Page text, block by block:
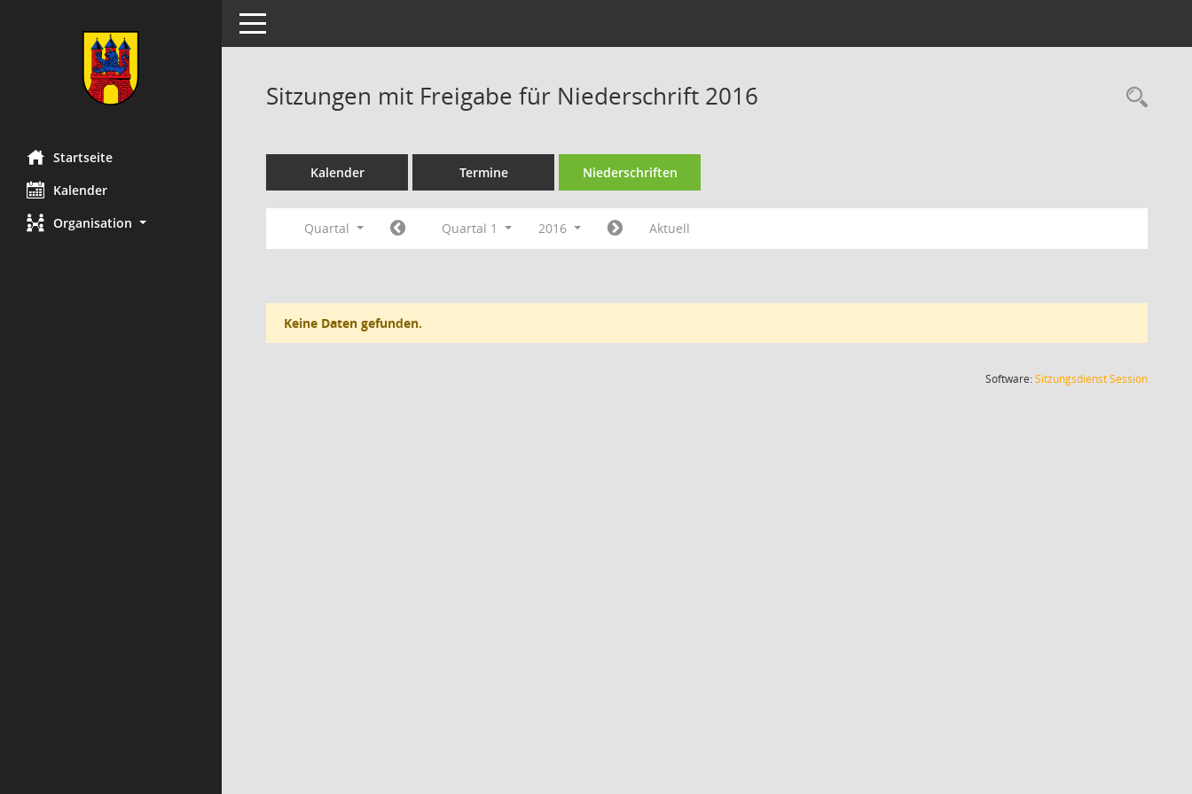
Startseite
Kalender
Organisation
Toggle navigation
Sitzungen mit Freigabe für Niederschrift 2016
Kalender Termine Niederschriften
Quartal Quartal 1 2016 Aktuell
Keine Daten gefunden.
Software:SitzungsdienstSession(Wird in